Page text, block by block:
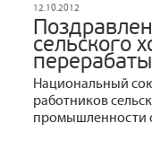
12.10.2012
сельского
Национальный
работников
промышленности